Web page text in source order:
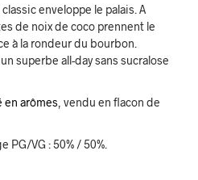
enveloppe le palais. A
de noix de coco prennent le
à la rondeur du bourbon.
superbe all-day sans sucralose
en arômes , vendu en flacon de
PG/VG : 50% / 50%.